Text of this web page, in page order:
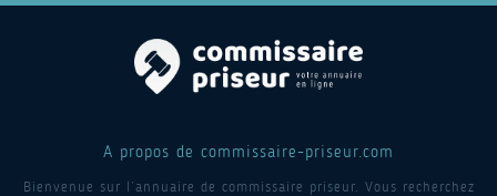
A propos de commissaire-priseur.com
Bienvenue sur l’annuaire de commissaire priseur. Vous recherchez